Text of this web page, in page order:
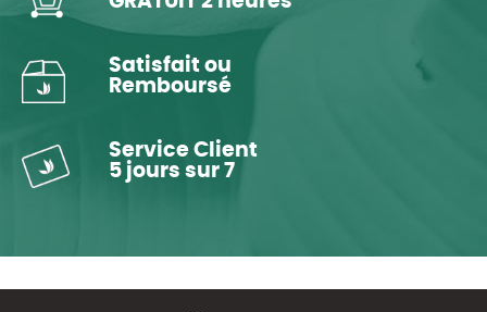
Satisfait ou
Remboursé
Service Client
5 jours sur 7